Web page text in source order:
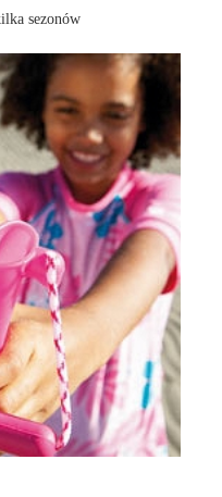
sezonów